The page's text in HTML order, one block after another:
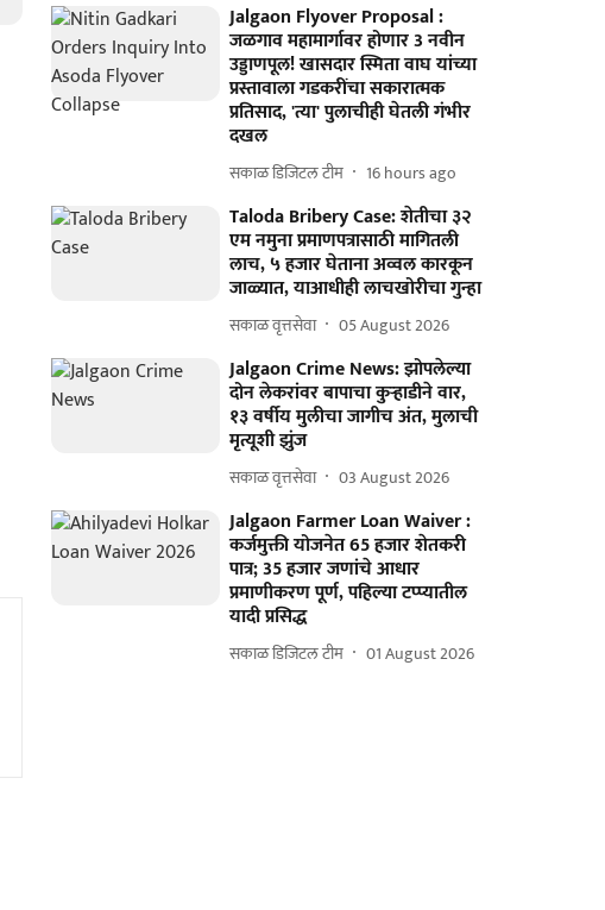
Jalgaon Flyover Proposal :
जळगाव महामार्गावर होणार 3 नवीन
उड्डाणपूल! खासदार स्मिता वाघ यांच्या
प्रस्तावाला गडकरींचा सकारात्मक
प्रतिसाद, 'त्या' पुलाचीही घेतली गंभीर
दखल
सकाळ डिजिटल टीम 16 hours ago
Taloda Bribery Case: शेतीचा ३२
एम नमुना प्रमाणपत्रासाठी मागितली
लाच, ५ हजार घेताना अव्वल कारकून
जाळ्यात, याआधीही लाचखोरीचा गुन्हा
सकाळ वृत्तसेवा 05 August 2026
Jalgaon Crime News: झोपलेल्या
दोन लेकरांवर बापाचा कुऱ्हाडीने वार,
१३ वर्षीय मुलीचा जागीच अंत, मुलाची
मृत्यूशी झुंज
सकाळ वृत्तसेवा 03 August 2026
Jalgaon Farmer Loan Waiver :
कर्जमुक्ती योजनेत 65 हजार शेतकरी
पात्र; 35 हजार जणांचे आधार
प्रमाणीकरण पूर्ण, पहिल्या टप्प्यातील
यादी प्रसिद्ध
सकाळ डिजिटल टीम 01 August 2026